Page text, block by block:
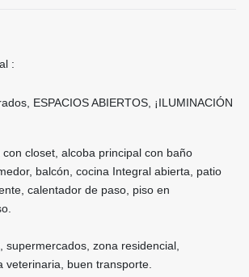
:
ESPACIOS ABIERTOS, ¡ILUMINACIÓN
closet, alcoba principal con baño
balcón, cocina Integral abierta, patio
calentador de paso, piso en
supermercados, zona residencial,
veterinaria, buen transporte.